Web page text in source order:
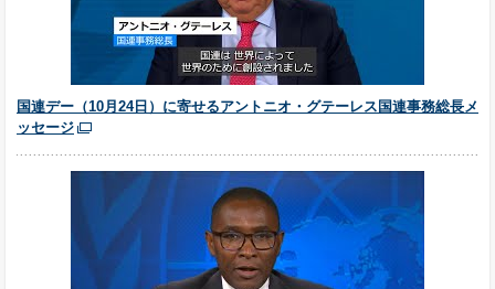
国連デー（10月24日）に寄せるアントニオ・グテーレス国連事務総長メ
ッセージ